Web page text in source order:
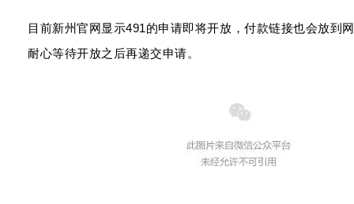
目前新州官网显示491的申请即将开放，付款链接也会放到
耐心等待开放之后再递交申请。